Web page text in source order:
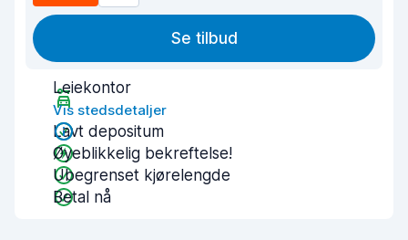
Se tilbud
Leiekontor
Vis stedsdetaljer
Lavt depositum
Øyeblikkelig bekreftelse!
Ubegrenset kjørelengde
Betal nå